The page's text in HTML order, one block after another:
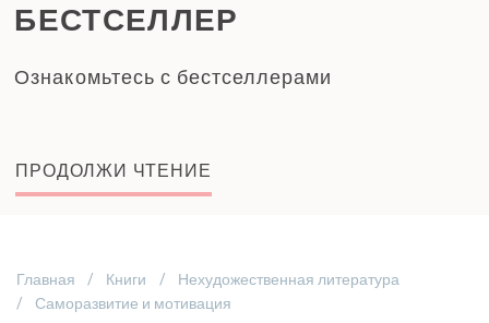
БЕСТСЕЛЛЕР
Ознакомьтесь с бестселлерами
ПРОДОЛЖИ ЧТЕНИЕ
Главная Книги
Нехудожественная литература
Саморазвитие и мотивация